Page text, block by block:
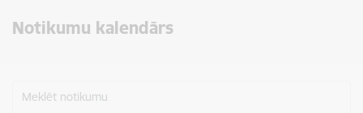
Notikumu kalendārs
Meklēt notikumu